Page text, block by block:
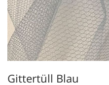
Gittertüll Blau